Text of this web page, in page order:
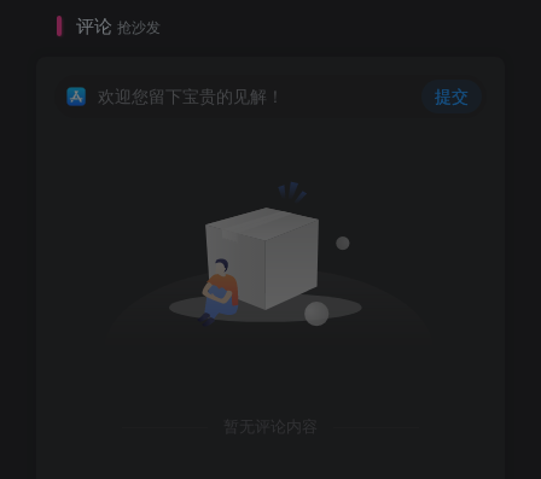
评论 抢沙发
欢迎您留下宝贵的见解！ 提交
暂无评论内容